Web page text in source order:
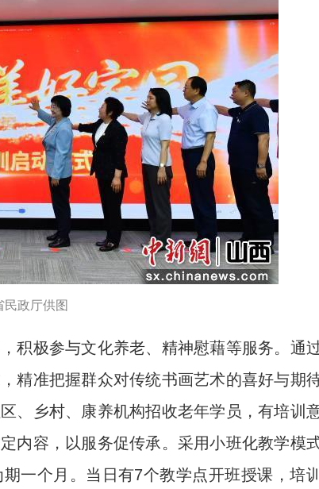
民政厅供图
极参与文化养老、精神慰藉等服务。通
精准把握群众对传统书画艺术的喜好与期待
、乡村、康养机构招收老年学员，有培训
内容，以服务促传承。采用小班化教学模式
一个月。当日有7个教学点开班授课，培